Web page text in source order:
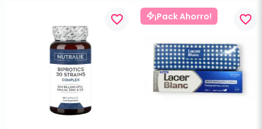
favorite_border ¡Pack Ahorro! favorite_border